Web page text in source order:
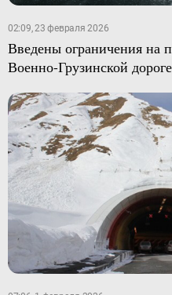
02:09, 23 февраля 2026
Введены ограничения на
Военно-Грузинской дороге